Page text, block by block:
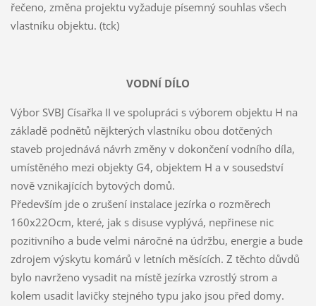
řečeno, změna projektu vyžaduje písemný souhlas všech
vlastníku objektu. (tck)
VODNÍ DÍLO
Výbor SVBJ Císařka II ve spolupráci s výborem objektu H na
základě podnětů nějkterých vlastníku obou dotčených
staveb projednává návrh změny v dokončení vodního díla,
umístěného mezi objekty G4, objektem H a v sousedství
nově vznikajících bytových domů.
Především jde o zrušení instalace jezírka o rozměrech
160x22Ocm, které, jak s disuse vyplývá, nepřinese nic
pozitivního a bude velmi náročné na údržbu, energie a bude
zdrojem výskytu komárů v letních měsících. Z těchto důvdů
bylo navrženo vysadit na místě jezírka vzrostlý strom a
kolem usadit lavičky stejného typu jako jsou před domy.